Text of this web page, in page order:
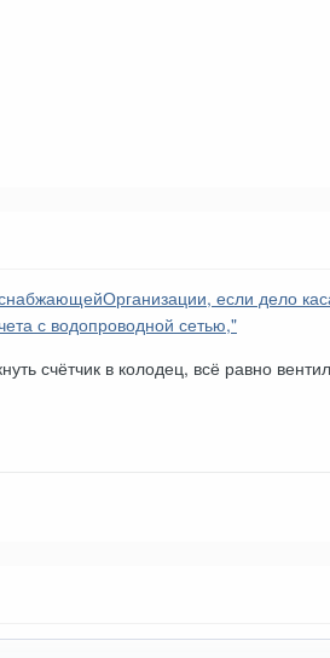
если дело
с водопроводной сетью,"
счётчик в колодец, всё равно